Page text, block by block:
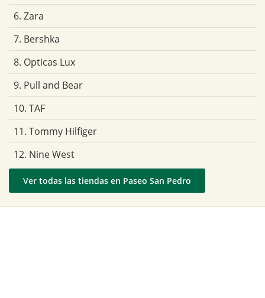
6. Zara
7. Bershka
8. Opticas Lux
9. Pull and Bear
10. TAF
11. Tommy Hilfiger
12. Nine West
Ver todas las tiendas en Paseo San Pedro